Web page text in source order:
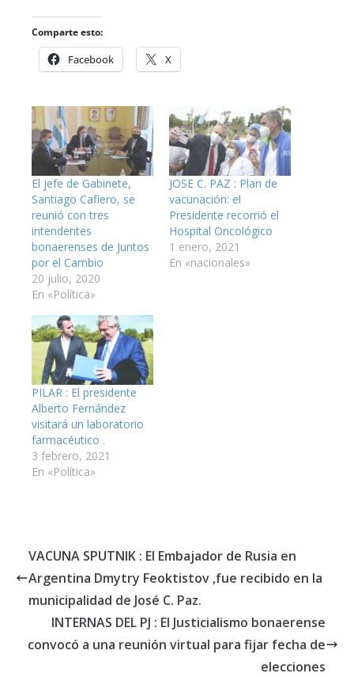
Comparte esto:
Facebook X
El jefe de Gabinete,
Santiago Cafiero, se
reunió con tres
intendentes
bonaerenses de Juntos
por el Cambio
20 julio, 2020
En «Política»
JOSE C. PAZ : Plan de
vacunación: el
Presidente recorrió el
Hospital Oncológico
1 enero, 2021
En «nacionales»
PILAR : El presidente
Alberto Fernández
visitará un laboratorio
farmacéutico .
3 febrero, 2021
En «Política»
VACUNA SPUTNIK : El Embajador de Rusia en
Argentina Dmytry Feoktistov ,fue recibido en la
municipalidad de José C. Paz.
INTERNAS DEL PJ : El Justicialismo bonaerense
convocó a una reunión virtual para fijar fecha de
elecciones